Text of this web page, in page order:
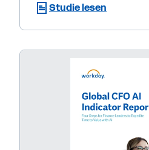
Studie lesen